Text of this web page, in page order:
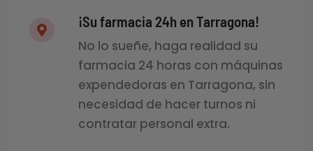
¡Su farmacia 24h en Tarragona!
No lo sueñe, haga realidad su
farmacia 24 horas con máquinas
expendedoras en Tarragona, sin
necesidad de hacer turnos ni
contratar personal extra.